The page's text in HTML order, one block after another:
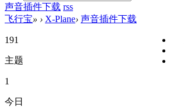
声音插件下载 rss
飞行宝» › X-Plane› 声音插件下载
191
主题
1
今日